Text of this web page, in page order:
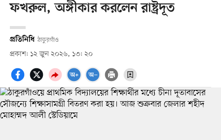
ফখরুল, অঙ্গীকার করলেন রাষ্ট্রদূত
প্রতিনিধি ঠাকুরগাঁও
প্রকাশ: ১২ জুন ২০২৬, ১৩: ২০